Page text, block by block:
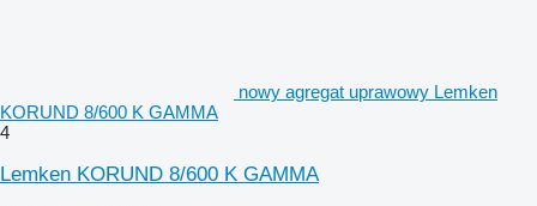
nowy agregat uprawowy Lemken
KORUND 8/600 K GAMMA
4
Lemken KORUND 8/600 K GAMMA